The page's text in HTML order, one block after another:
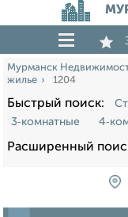
Мурманск
жилье
1204
Быстрый поиск:
3‑комнатные
Расширенный